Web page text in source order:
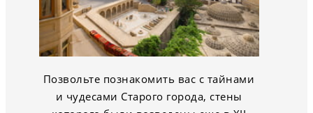
Позвольте познакомить вас с тайнами
и чудесами Старого города, стены